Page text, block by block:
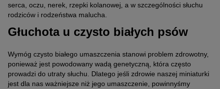
serca, oczu, nerek, rzepki kolanowej, a w szczególności słuchu
rodziców i rodzeństwa malucha.
Głuchota u czysto białych psów
Wymóg czysto białego umaszczenia stanowi problem zdrowotny,
ponieważ jest powodowany wadą genetyczną, która często
prowadzi do utraty słuchu. Dlatego jeśli zdrowie naszej miniaturki
jest dla nas ważniejsze niż jego umaszczenie, powinnyśmy